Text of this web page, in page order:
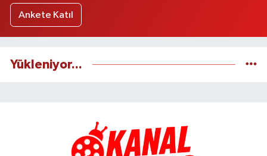
Ankete Katıl
Yükleniyor...